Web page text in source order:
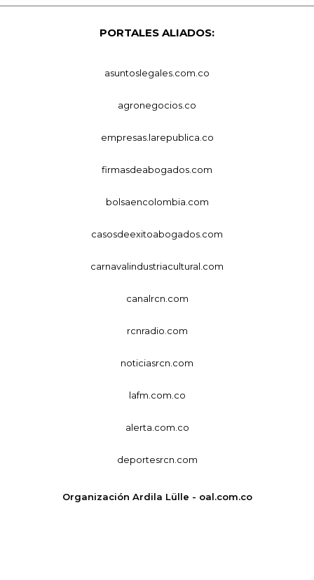
PORTALES ALIADOS:
asuntoslegales.com.co
agronegocios.co
empresas.larepublica.co
firmasdeabogados.com
bolsaencolombia.com
casosdeexitoabogados.com
carnavalindustriacultural.com
canalrcn.com
rcnradio.com
noticiasrcn.com
lafm.com.co
alerta.com.co
deportesrcn.com
Organización Ardila Lülle - oal.com.co